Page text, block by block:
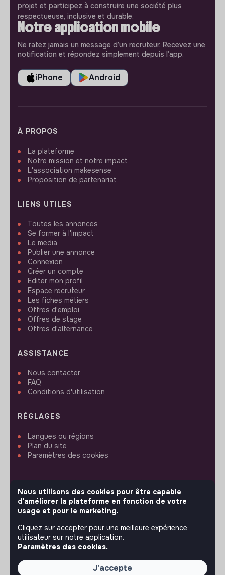
projet et participez à construire une société plus
respectueuse, inclusive et durable.
Notre application mobile
Ne ratez jamais un message d’un recruteur. Recevez une
notification et répondez simplement depuis l’app.
iPhone Android
À PROPOS
La plateforme
Notre mission et notre impact
L'association makesense
Proposition de partenariat
LIENS UTILES
Toutes les annonces
Se former à l'impact
Le media
Publier une annonce
Connexion
Créer un compte
Editer mon profil
Espace recruteur
Les fiches métiers
Offres d'emploi
Offres de stage
Offres d'alternance
ASSISTANCE
Nous contacter
FAQ
Conditions d'utilisation
RÉGLAGES
Langues ou régions
Plan du site
Paramètres des cookies
SUIVEZ-NOUS
© 2026 jobs that makesense.
Nous utilisons des cookies pour être capable
d'améliorer la plateforme en fonction de votre
usage et pour le marketing.
Cliquez sur accepter pour une meilleure expérience
utilisateur sur notre application.
Paramètres des cookies.
J'accepte